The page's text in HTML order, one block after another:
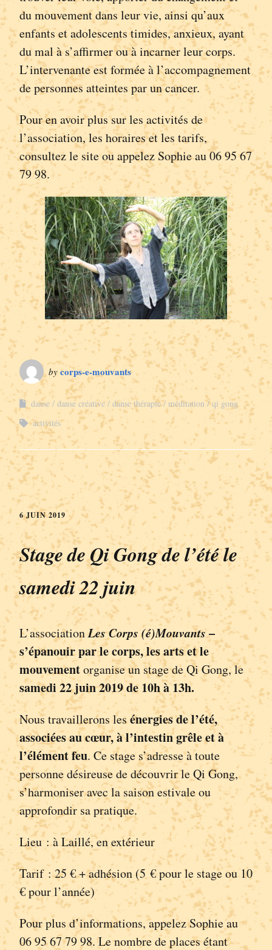
du mouvement dans leur vie, ainsi qu’aux
enfants et adolescents timides, anxieux, ayant
du mal à s’affirmer ou à incarner leur corps.
L’intervenante est formée à l’accompagnement
de personnes atteintes par un cancer.
Pour en avoir plus sur les activités de
l’association, les horaires et les tarifs,
consultez le site ou appelez Sophie au 06 95 67
79 98.
by corps-e-mouvants
danse danse créative danse thérapie méditation
qi gong
activités
6 JUIN 2019
Stage de Qi Gong de l’été le
samedi 22 juin
L’associationLes Corps (é)Mouvants–
s’épanouir par le corps, les arts et le
mouvementorganise un stage de Qi Gong, le
samedi 22 juin2019de 10h à 13h.
Nous travaillerons lesénergies de l’été,
associées au cœur, à l’intestin grêle et à
l’élément feu. Ce stage s’adresse à toute
personne désireuse de découvrir le Qi Gong,
s’harmoniser avec la saison estivale ou
approfondir sa pratique.
Lieu : à Laillé, en extérieur
Tarif : 25 € + adhésion (5 € pour le stage ou 10
€ pour l’année)
Pour plus d’informations, appelez Sophie au
06 95 67 79 98. Le nombre de places étant